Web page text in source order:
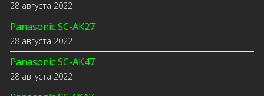
28 августа 2022
Panasonic SC-AK27
28 августа 2022
Panasonic SC-AK47
28 августа 2022